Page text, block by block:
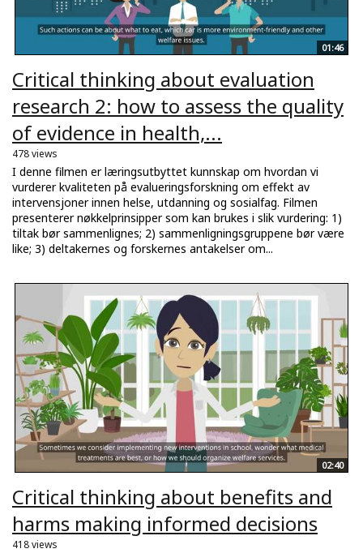
01:46
Critical thinking about evaluation
research 2: how to assess the quality
of evidence in health,...
478 views
I denne filmen er læringsutbyttet kunnskap om hvordan vi
vurderer kvaliteten på evalueringsforskning om effekt av
intervensjoner innen helse, utdanning og sosialfag. Filmen
presenterer nøkkelprinsipper som kan brukes i slik vurdering: 1)
tiltak bør sammenlignes; 2) sammenligningsgruppene bør være
like; 3) deltakernes og forskernes antakelser om...
02:40
Critical thinking about benefits and
harms making informed decisions
418 views